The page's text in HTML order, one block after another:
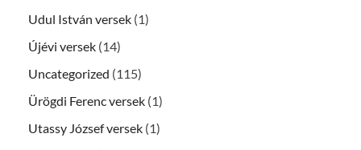
Udul István versek (1)
Újévi versek (14)
Uncategorized (115)
Ürögdi Ferenc versek (1)
Utassy József versek (1)